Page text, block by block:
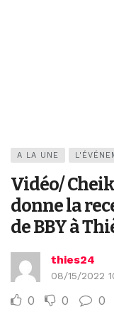
A LA UNE
Vidéo/
donne la
de BBY à
thies24
08/15/2022
0 0 0